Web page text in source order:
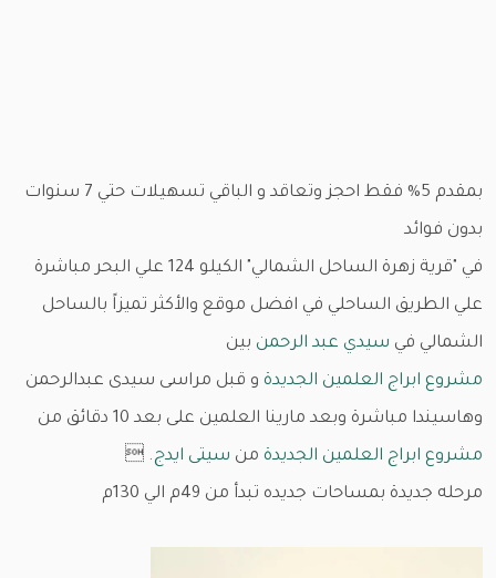
بمقدم 5% فقط احجز وتعاقد و الباقي تسهيلات حتي 7 سنوات
بدون فوائد
في "قرية زهرة الساحل الشمالي" الكيلو 124 علي البحر مباشرة
علي الطريق الساحلي في افضل موقع والأكثر تميزاً بالساحل
الشمالي في سيدي عبد الرحمن بين
مشروع ابراج العلمين الجديدة و قبل مراسى سيدى عبدالرحمن
وهاسيندا مباشرة وبعد مارينا العلمين على بعد 10 دقائق من
مشروع ابراج العلمين الجديدة من سيتى ايدج. 
مرحله جديدة بمساحات جديده تبدأ من 49م الي 130م